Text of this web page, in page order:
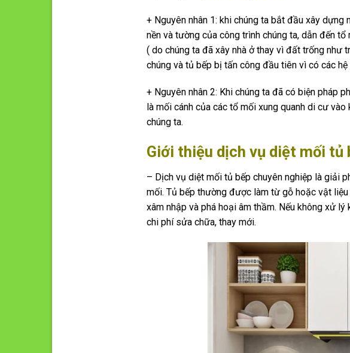
+ Nguyên nhân 1: khi chúng ta bắt đầu xây
nền và tường của công trình chúng ta, dẫn đến
( do chúng ta đã xây nhà ở thay vì đất trống như
chúng và tủ bếp bị tấn công đầu tiên vì có các
+ Nguyên nhân 2: Khi chúng ta đã có biện pháp
là mối cánh của các tổ mối xung quanh di cư
chúng ta.
Giới thiệu dịch vụ diệt mối tủ
– Dịch vụ diệt mối tủ bếp chuyên nghiệp là giải
mối. Tủ bếp thường được làm từ gỗ hoặc vật
xâm nhập và phá hoại âm thầm. Nếu không xử
chi phí sửa chữa, thay mới.